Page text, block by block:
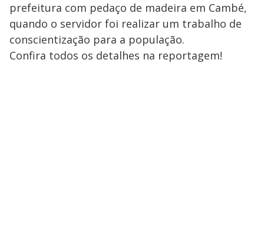
prefeitura com pedaço de madeira em Cambé,
quando o servidor foi realizar um trabalho de
conscientização para a população.
Confira todos os detalhes na reportagem!